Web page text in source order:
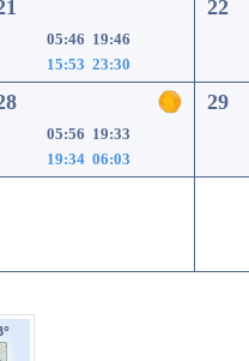
05:46 19:46
15:53 23:30
22
05:56 19:33
19:34 06:03
29